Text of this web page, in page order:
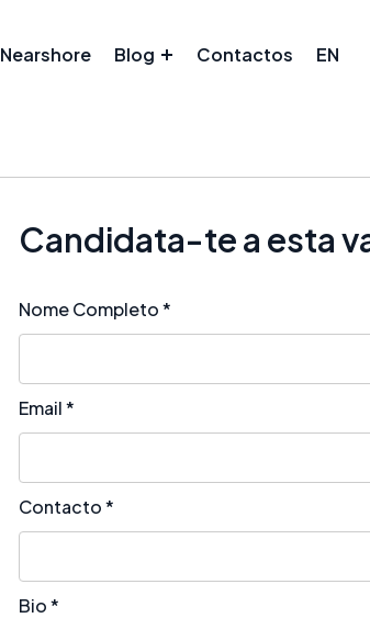
Nearshore Blog Contactos EN
Candidata-te a esta
Nome Completo*
Email*
Contacto*
Bio*